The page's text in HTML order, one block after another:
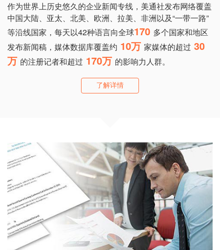
作为世界上历史悠久的企业新闻专线，美通社发布网络覆盖
中国大陆、亚太、北美、欧洲、拉美、非洲以及“一带一路”
等沿线国家，每天以42种语言向全球170 多个国家和地区
发布新闻稿，媒体数据库覆盖约 10万 家媒体的超过 30
万 的注册记者和超过 170万 的影响力人群。
了解详情